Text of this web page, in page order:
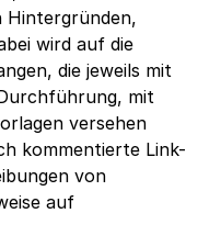
Hintergründen,
wird auf die
die jeweils mit
mit
versehen
kommentierte Link-
von
auf